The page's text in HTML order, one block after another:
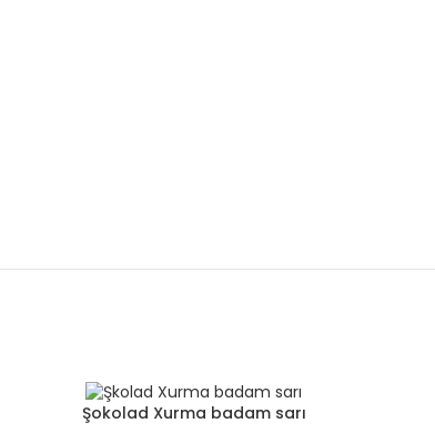
Şokolad Xurma badam sarı